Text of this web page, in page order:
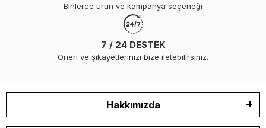
Binlerce ürün ve kampanya seçeneği
7 / 24 DESTEK
Öneri ve şikayetlerinizi bize iletebilirsiniz.
Hakkımızda